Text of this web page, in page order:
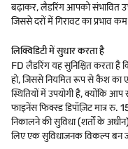
बढ़ाकर, लैडरिंग आपको संभावित
जिससे दरों में गिरावट का प्रभाव कम
लिक्विडिटी में सुधार करता है
FD लैडरिंग यह सुनिश्चित करता
हो, जिससे नियमित रूप से कैश का
स्थितियों में उपयोगी है, क्योंकि
फाइनेंस फिक्स्ड डिपॉज़िट मात्र
निकालने की सुविधा (शर्तों के
लिए एक सुविधाजनक विकल्प बन